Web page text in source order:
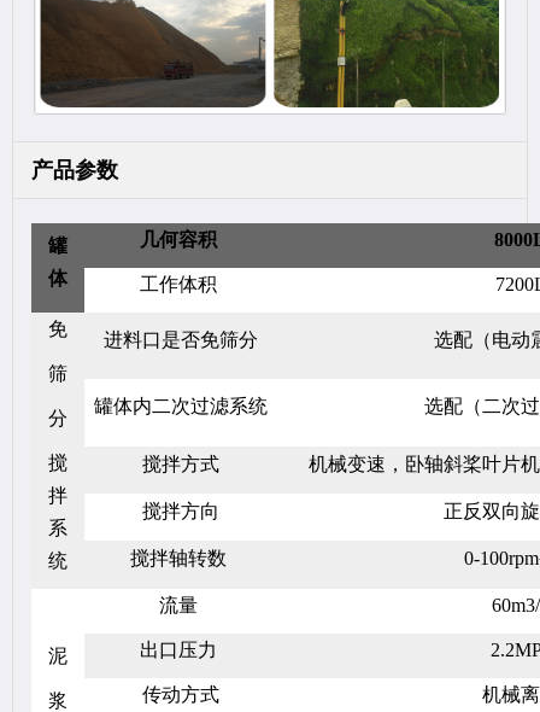
产品参数
罐
体
几何容积
工作体积
免
筛
分
进料口是否免筛分 选配（电动
罐体内二次过滤系统 选配（二次
搅
拌
系
统
搅拌方式 机械变速，卧轴斜桨叶片
搅拌方向 正反双向
搅拌轴转数 0-
泥
浆
流量
出口压力
传动方式 机械